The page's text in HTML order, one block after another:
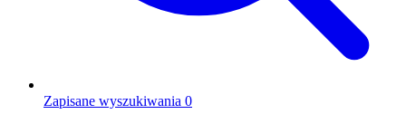
Zapisane wyszukiwania 0